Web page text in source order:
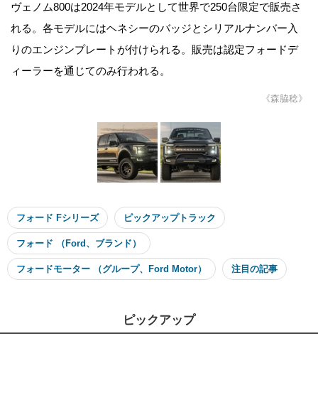
ヴェノム800は2024年モデルとして世界で250台限定で販売さ
れる。各モデルにはヘネシーのバッジとシリアルナンバー入
りのエンジンプレートが付けられる。販売は認定フォードデ
ィーラーを通じてのみ行われる。
《森脇稔》
フォード Fシリーズ ピックアップトラック
フォード （Ford、ブランド）
フォードモーター （グループ、Ford Motor） 注目の記事
ピックアップ